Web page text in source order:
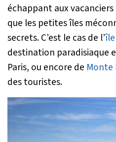
échappant aux
que les petites îles
secrets. C’est le cas de l’
destination paradisiaque
Paris, ou encore de Monte
des touristes.